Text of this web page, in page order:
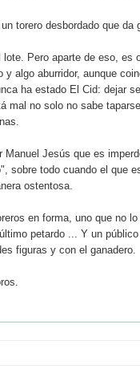
torero desbordado que da
Pero aparte de eso, es
algo aburridor, aunque
ha estado El Cid: dejar
no solo no sabe
Jesús que es
sobre todo cuando el que
ostentosa.
en forma, uno que no
petardo ... Y un
figuras y con el ganadero.